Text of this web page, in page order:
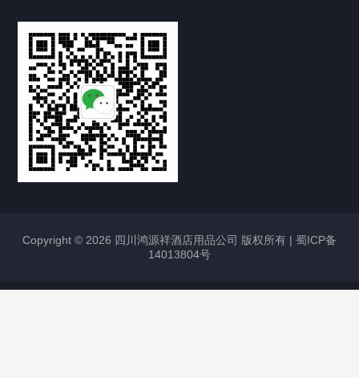
Copyright © 2026 四川鸿源祥酒店用品公司 版权所有 | 蜀ICP备
14013804号